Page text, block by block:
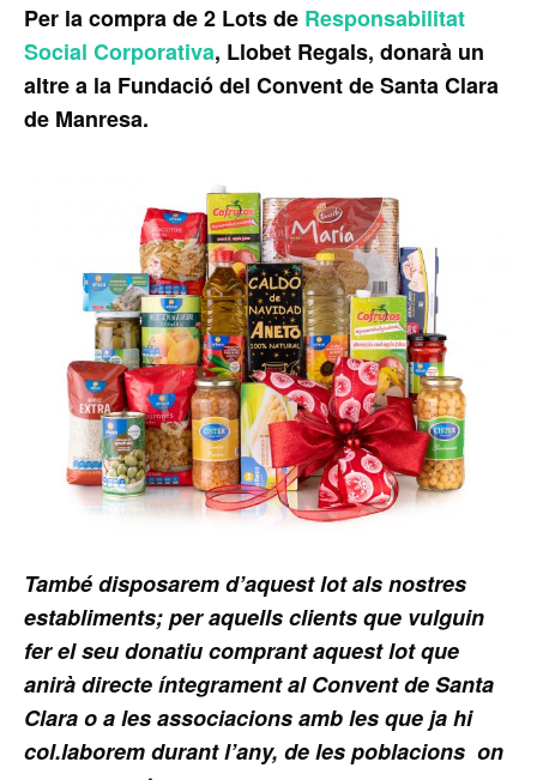
Per la compra de 2 Lots de Responsabilitat
Social Corporativa, Llobet Regals, donarà un
altre a la Fundació del Convent de Santa Clara
de Manresa.
També disposarem d’aquest lot als nostres
establiments; per aquells clients que vulguin
fer el seu donatiu comprant aquest lot que
anirà directe íntegrament al Convent de Santa
Clara o a les associacions amb les que ja hi
col.laborem durant l’any, de les poblacions on